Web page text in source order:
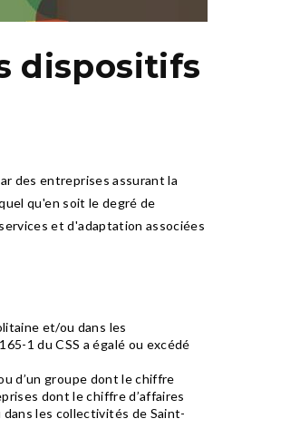
dispositifs
des entreprises assurant la
qu'en soit le degré de
et d'adaptation associées
et/ou dans les
1 du CSS a égalé ou excédé
d’un groupe dont le chiffre
dont le chiffre d’affaires
les collectivités de Saint-